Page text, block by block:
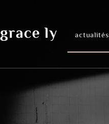
grace ly actualités